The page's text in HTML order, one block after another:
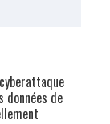
données de